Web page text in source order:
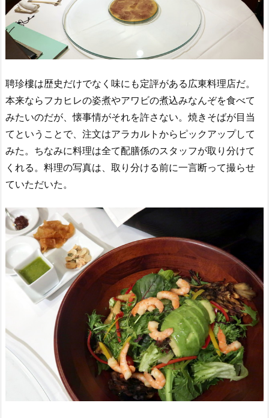
聘珍樓は歴史だけでなく味にも定評がある広東料理店だ。
本来ならフカヒレの姿煮やアワビの煮込みなんぞを食べて
みたいのだが、懐事情がそれを許さない。焼きそばが目当
てということで、注文はアラカルトからピックアップして
みた。ちなみに料理は全て配膳係のスタッフが取り分けて
くれる。料理の写真は、取り分ける前に一言断って撮らせ
ていただいた。